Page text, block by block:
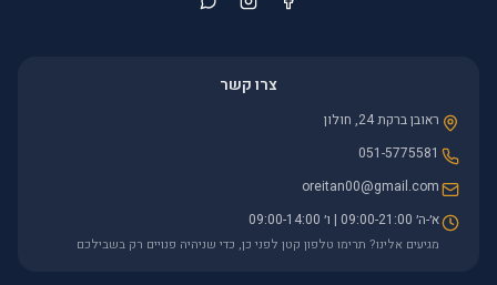
צרו קשר
ראובן ברקת 24, חולון
051-5775581
oreitan00@gmail.com
א׳-ה׳ 09:00-21:00 | ו׳ 09:00-14:00
מגיעים אלינו? תרימו טלפון קטן לפני כן, כדי שניהיה פנויים רק בשבילכם